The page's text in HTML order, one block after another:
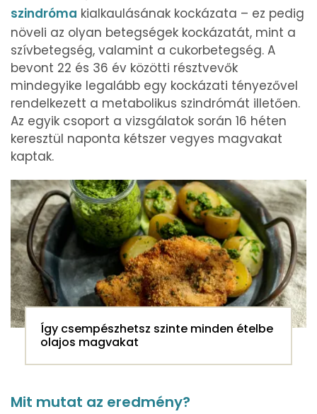
szindróma kialkaulásának kockázata – ez pedig
növeli az olyan betegségek kockázatát, mint a
szívbetegség, valamint a cukorbetegség. A
bevont 22 és 36 év közötti résztvevők
mindegyike legalább egy kockázati tényezővel
rendelkezett a metabolikus szindrómát illetően.
Az egyik csoport a vizsgálatok során 16 héten
keresztül naponta kétszer vegyes magvakat
kaptak.
Így csempészhetsz szinte minden ételbe
olajos magvakat
Mit mutat az eredmény?